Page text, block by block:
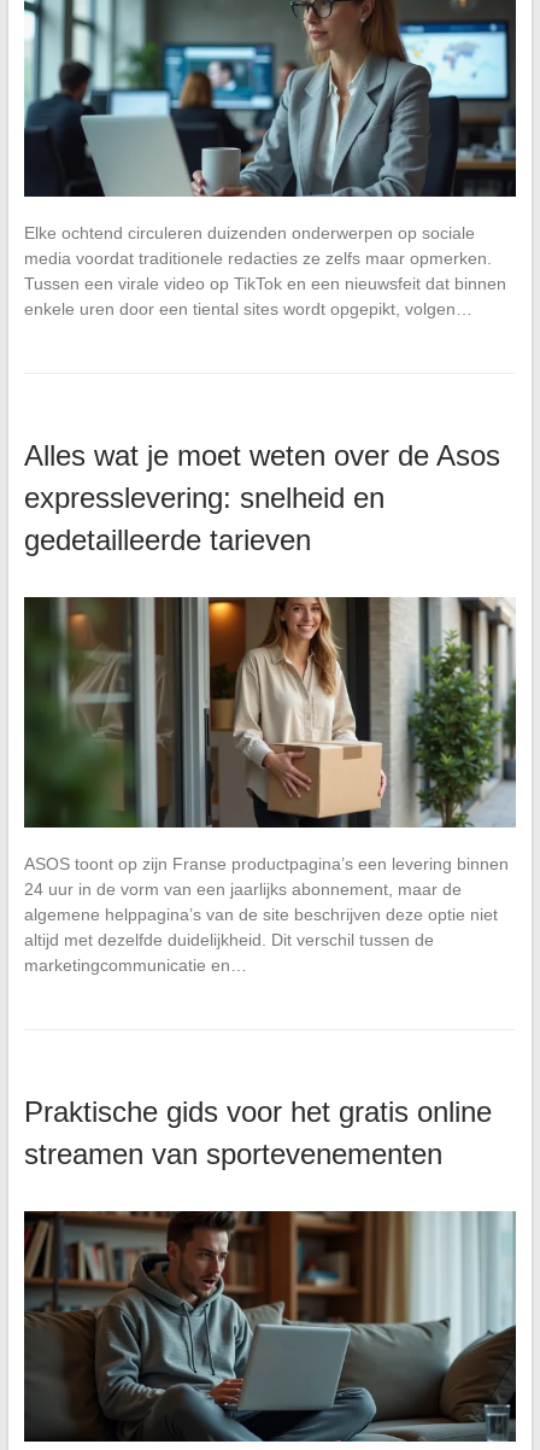
Elke ochtend circuleren duizenden onderwerpen op sociale
media voordat traditionele redacties ze zelfs maar opmerken.
Tussen een virale video op TikTok en een nieuwsfeit dat binnen
enkele uren door een tiental sites wordt opgepikt, volgen…
Alles wat je moet weten over de Asos
expresslevering: snelheid en
gedetailleerde tarieven
ASOS toont op zijn Franse productpagina’s een levering binnen
24 uur in de vorm van een jaarlijks abonnement, maar de
algemene helppagina’s van de site beschrijven deze optie niet
altijd met dezelfde duidelijkheid. Dit verschil tussen de
marketingcommunicatie en…
Praktische gids voor het gratis online
streamen van sportevenementen